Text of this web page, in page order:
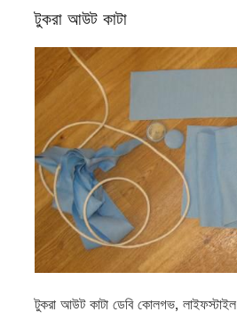
টুকরা আউট কাটা
টুকরা আউট কাটা ডেবি কোলগভ, লাইফস্টাইল